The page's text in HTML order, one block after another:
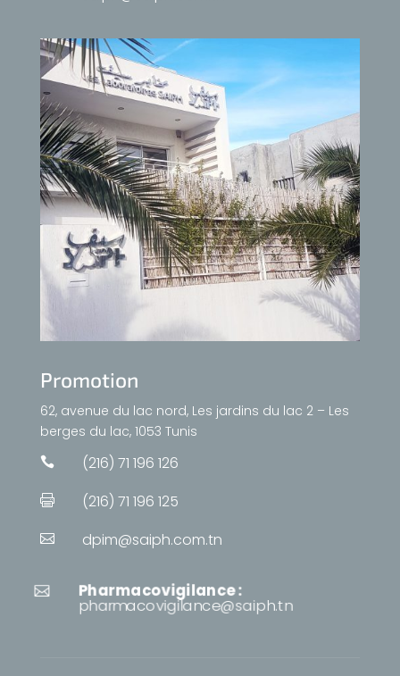
Promotion
62, avenue du lac nord, Les jardins du lac 2 – Les
berges du lac, 1053 Tunis
 (216) 71 196 126
 (216) 71 196 125
 dpim@saiph.com.tn
 Pharmacovigilance :
pharmacovigilance@saiph.tn